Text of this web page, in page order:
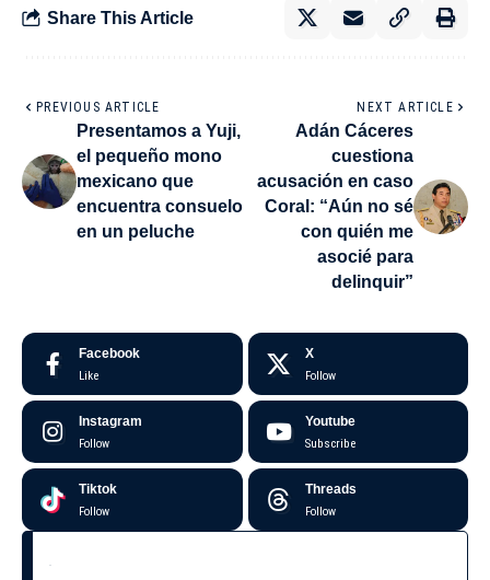
Share This Article
PREVIOUS ARTICLE
Presentamos a Yuji,
el pequeño mono
mexicano que
encuentra consuelo
en un peluche
NEXT ARTICLE
Adán Cáceres
cuestiona
acusación en caso
Coral: “Aún no sé
con quién me
asocié para
delinquir”
Facebook
Like
X
Follow
Instagram
Follow
Youtube
Subscribe
Tiktok
Follow
Threads
Follow